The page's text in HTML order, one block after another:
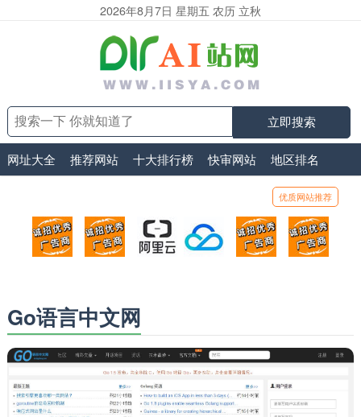
2026年8月7日 星期五 农历 立秋
立即搜索
网址大全 推荐网站 十大排行榜 快审网站 地区排名
优质网站推荐
顶部广告位1
广告位招商_广告位待售
顶部广告位2
广告位招商_广告位待售
阿里云
打折活动、99元/年
腾讯云
优惠打折，99元/年
顶部广告位5
广告位招商_
Go语言中文网